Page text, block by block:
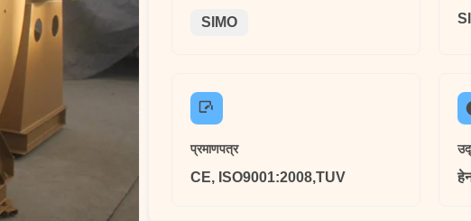
SIMO
प्रमाणपत्र
CE, ISO9001:2008,TUV